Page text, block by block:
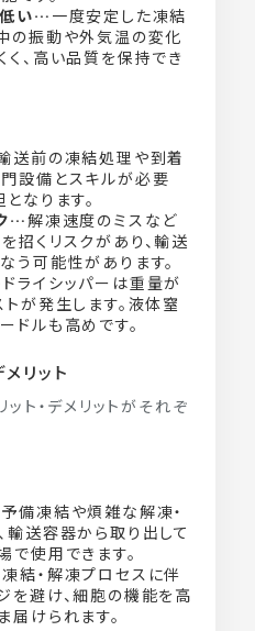
い… 一度安定した凍結
の振動や外気温の変化
、高い品質を保持でき
送前の凍結処理や到着
設備とスキルが必要
なります。
…解凍速度のミスなど
招くリスクがあり、輸送
う可能性があります。
ドライシッパーは重量が
が発生します。液体窒
ドルも高めです。
リット
ト・デメリットがそれぞ
予備凍結や煩雑な解凍・
輸送容器から取り出して
使用できます。
凍結・解凍プロセスに伴
を避け、細胞の機能を高
届けられます。